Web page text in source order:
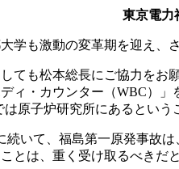
東京電力
学も激動の変革期を迎え、
ても松本総長にご協力をお
ィ・カウンター（WBC）
原子炉研究所にあるという
続いて、福島第一原発事故
とは、重く受け取るべきだ